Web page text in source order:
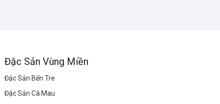
Đặc Sản Vùng Miền
Đặc Sản Bến Tre
Đặc Sản Cà Mau